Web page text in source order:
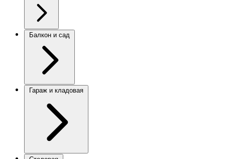
Балкон и сад
Гараж и кладовая